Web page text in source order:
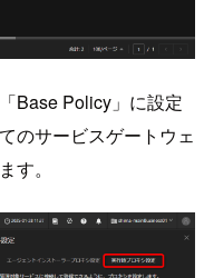
Base Policy」に設定
のサービスゲートウェ
す。